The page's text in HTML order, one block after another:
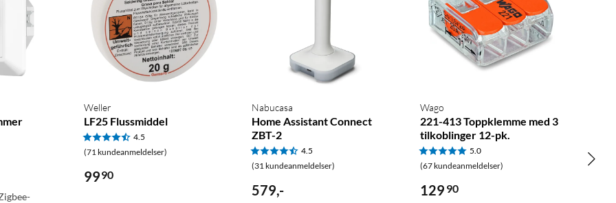
Weller
LF25 Flussmiddel
4.5
(71 kundeanmeldelser)
9990
Nabucasa
Home Assistant Connect
ZBT-2
4.5
(31 kundeanmeldelser)
579,-
Wago
221-413 Toppklemme med 3
tilkoblinger 12-pk.
5.0
(67 kundeanmeldelser)
129 90